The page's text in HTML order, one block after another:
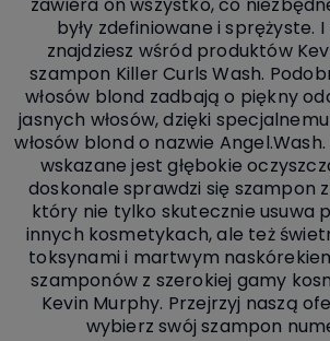
zawiera on wszystko, co
były zdefiniowane i sprężyste.
znajdziesz wśród produktów
szampon Killer Curls Wash.
włosów blond zadbają o piękny
jasnych włosów, dzięki
włosów blond o nazwie Angel.Wash.
wskazane jest głębokie
doskonale sprawdzi się szampon
który nie tylko skutecznie usuwa
innych kosmetykach, ale też
toksynami i martwym
szamponów z szerokiej gamy
Kevin Murphy. Przejrzyj naszą
wybierz swój szampon